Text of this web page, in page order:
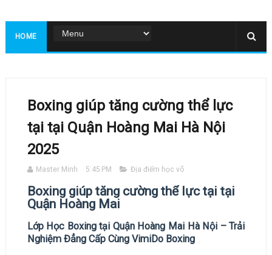
HOME
Boxing giúp tăng cường thể lực
tại tại Quận Hoàng Mai Hà Nội
2025
Master Minh 5:45 PM Địa điểm học võ
Boxing giúp tăng cường thể lực tại tại
Quận Hoàng Mai
Lớp Học Boxing tại Quận Hoàng Mai Hà Nội – Trải
Nghiệm Đẳng Cấp Cùng VimiDo Boxing